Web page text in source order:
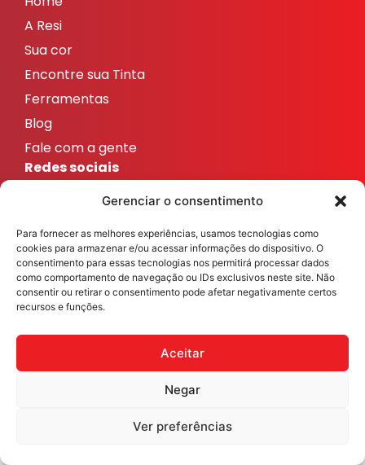
Gerenciar o consentimento
Para fornecer as melhores experiências, usamos tecnologias como
cookies para armazenar e/ou acessar informações do dispositivo. O
consentimento para essas tecnologias nos permitirá processar dados
como comportamento de navegação ou IDs exclusivos neste site. Não
consentir ou retirar o consentimento pode afetar negativamente certos
recursos e funções.
Aceitar
Negar
Ver preferências
A Resi
Sua cor
Encontre sua Tinta
Ferramentas
Blog
Fale com a gente
Redes sociais
ResicolorTintas
ResicolorTintas
ResicolorTintas
Resicolor Tintas ©2026 Todos os direitos reservados
Desenvolvido por
Fast Digital 360